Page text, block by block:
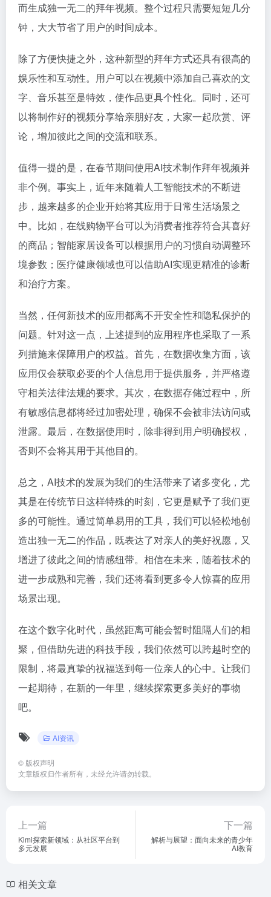
而生成独一无二的拜年视频。整个过程只需要短短几分
钟，大大节省了用户的时间成本。
除了方便快捷之外，这种新型的拜年方式还具有很高的
娱乐性和互动性。用户可以在视频中添加自己喜欢的文
字、音乐甚至是特效，使作品更具个性化。同时，还可
以将制作好的视频分享给亲朋好友，大家一起欣赏、评
论，增加彼此之间的交流和联系。
值得一提的是，在春节期间使用AI技术制作拜年视频并
非个例。事实上，近年来随着人工智能技术的不断进
步，越来越多的企业开始将其应用于日常生活场景之
中。比如，在线购物平台可以为消费者推荐符合其喜好
的商品；智能家居设备可以根据用户的习惯自动调整环
境参数；医疗健康领域也可以借助AI实现更精准的诊断
和治疗方案。
当然，任何新技术的应用都离不开安全性和隐私保护的
问题。针对这一点，上述提到的应用程序也采取了一系
列措施来保障用户的权益。首先，在数据收集方面，该
应用仅会获取必要的个人信息用于提供服务，并严格遵
守相关法律法规的要求。其次，在数据存储过程中，所
有敏感信息都将经过加密处理，确保不会被非法访问或
泄露。最后，在数据使用时，除非得到用户明确授权，
否则不会将其用于其他目的。
总之，AI技术的发展为我们的生活带来了诸多变化，尤
其是在传统节日这样特殊的时刻，它更是赋予了我们更
多的可能性。通过简单易用的工具，我们可以轻松地创
造出独一无二的作品，既表达了对亲人的美好祝愿，又
增进了彼此之间的情感纽带。相信在未来，随着技术的
进一步成熟和完善，我们还将看到更多令人惊喜的应用
场景出现。
在这个数字化时代，虽然距离可能会暂时阻隔人们的相
聚，但借助先进的科技手段，我们依然可以跨越时空的
限制，将最真挚的祝福送到每一位亲人的心中。让我们
一起期待，在新的一年里，继续探索更多美好的事物
吧。
AI资讯
© 版权声明
文章版权归作者所有，未经允许请勿转载。
上一篇
Kimi探索新领域：从社区平台到
多元发展
下一篇
解析与展望：面向未来的青少年
AI教育
相关文章